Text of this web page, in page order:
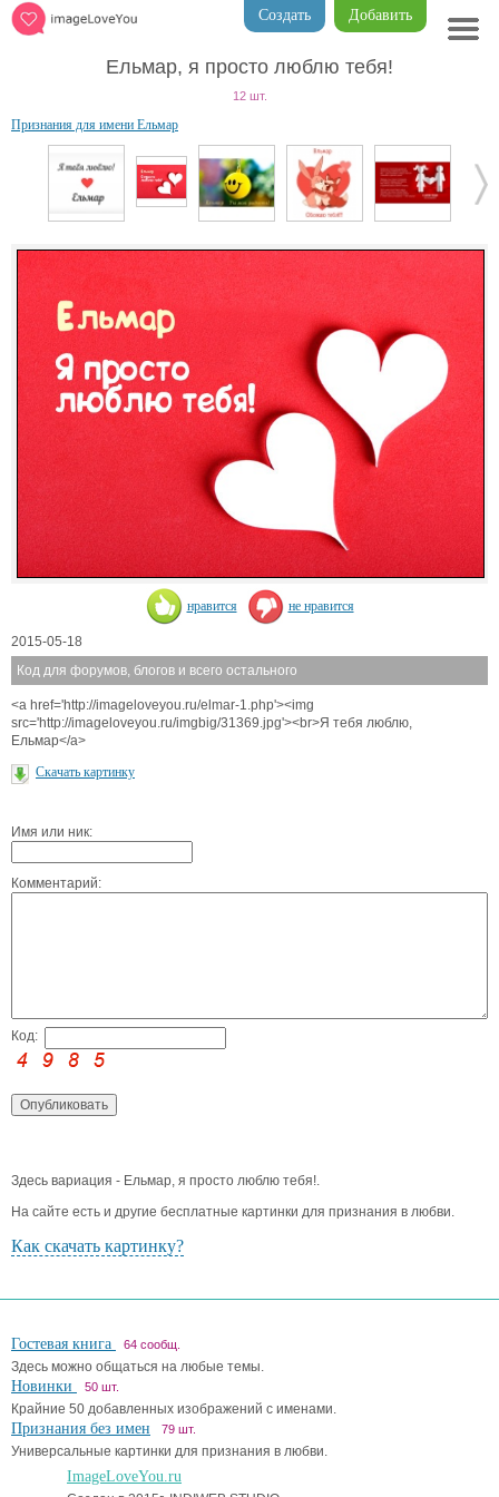
Добавить
Создать
Ельмар, я просто люблю тебя!
12 шт.
Признания для имени Ельмар
нравится не нравится
2015-05-18
Код для форумов, блогов и всего остального
<a href='http://imageloveyou.ru/elmar-1.php'><img
src='http://imageloveyou.ru/imgbig/31369.jpg'><br>Я тебя люблю,
Ельмар</a>
Скачать картинку
Имя или ник:
Комментарий:
Код:
Здесь вариация - Ельмар, я просто люблю тебя!.
На сайте есть и другие бесплатные картинки для признания в любви.
Как скачать картинку?
Гостевая книга 64 сообщ.
Здесь можно общаться на любые темы.
Новинки 50 шт.
Крайние 50 добавленных изображений с именами.
Признания без имен 79 шт.
Универсальные картинки для признания в любви.
ImageLoveYou.ru